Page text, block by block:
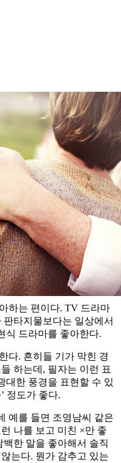
하는 편이다. TV 드라마
타지물보다는 일상에서
식 드라마를 좋아한다.
다. 흔히들 기가 막힌 경
하는데, 필자는 이런 표
대한 풍경을 표현할 수 있
정도가 좋다.
예를 들면 조영남씨 같은
나를 보고 미친 ×만 좋
한 말을 좋아해서 솔직
는다. 뭔가 감추고 있는